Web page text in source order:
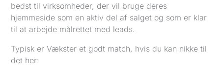
bedst til virksomheder, der vil bruge deres
hjemmeside som en aktiv del af salget og som er klar
til at arbejde målrettet med leads.
Typisk er Vækster et godt match, hvis du kan nikke til
det her: